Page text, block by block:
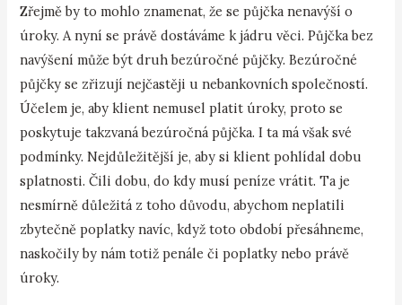
Zřejmě by to mohlo znamenat, že se půjčka nenavýší o
úroky. A nyní se právě dostáváme k jádru věci. Půjčka bez
navýšení může být druh bezúročné půjčky. Bezúročné
půjčky se zřizují nejčastěji u nebankovních společností.
Účelem je, aby klient nemusel platit úroky, proto se
poskytuje takzvaná bezúročná půjčka. I ta má však své
podmínky. Nejdůležitější je, aby si klient pohlídal dobu
splatnosti. Čili dobu, do kdy musí peníze vrátit. Ta je
nesmírně důležitá z toho důvodu, abychom neplatili
zbytečně poplatky navíc, když toto období přesáhneme,
naskočily by nám totiž penále či poplatky nebo právě
úroky.